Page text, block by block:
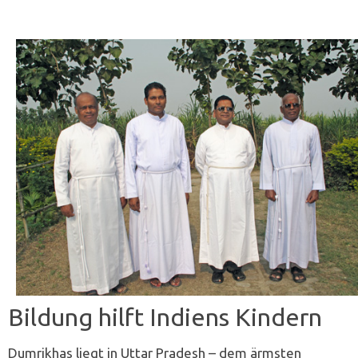
Bildung hilft Indiens Kindern
Dumrikhas liegt in Uttar Pradesh – dem ­ärmsten